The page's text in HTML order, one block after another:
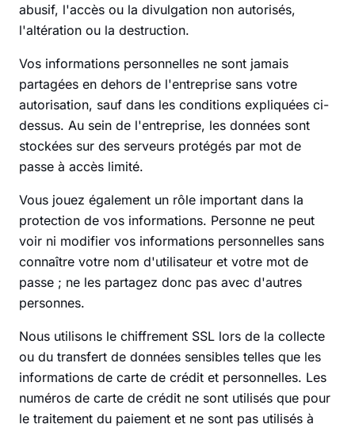
abusif, l'accès ou la divulgation non autorisés,
l'altération ou la destruction.
Vos informations personnelles ne sont jamais
partagées en dehors de l'entreprise sans votre
autorisation, sauf dans les conditions expliquées ci-
dessus. Au sein de l'entreprise, les données sont
stockées sur des serveurs protégés par mot de
passe à accès limité.
Vous jouez également un rôle important dans la
protection de vos informations. Personne ne peut
voir ni modifier vos informations personnelles sans
connaître votre nom d'utilisateur et votre mot de
passe ; ne les partagez donc pas avec d'autres
personnes.
Nous utilisons le chiffrement SSL lors de la collecte
ou du transfert de données sensibles telles que les
informations de carte de crédit et personnelles. Les
numéros de carte de crédit ne sont utilisés que pour
le traitement du paiement et ne sont pas utilisés à